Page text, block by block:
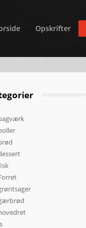
Opskrifter